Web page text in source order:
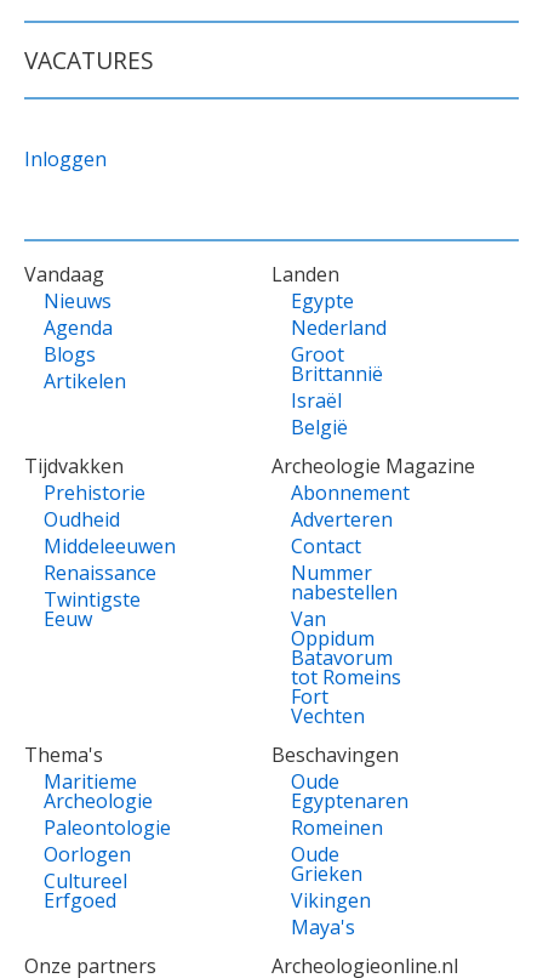
VACATURES
Inloggen
VOET
Vandaag
Nieuws
Agenda
Blogs
Artikelen
Landen
Egypte
Nederland
Groot
Brittannië
Israël
België
Tijdvakken
Prehistorie
Oudheid
Middeleeuwen
Renaissance
Twintigste
Eeuw
Archeologie Magazine
Abonnement
Adverteren
Contact
Nummer
nabestellen
Van
Oppidum
Batavorum
tot Romeins
Fort
Vechten
Thema's
Maritieme
Archeologie
Paleontologie
Oorlogen
Cultureel
Erfgoed
Beschavingen
Oude
Egyptenaren
Romeinen
Oude
Grieken
Vikingen
Maya's
Onze partners
Archeologieonline.nl